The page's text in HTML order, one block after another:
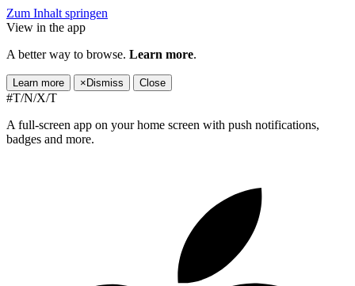
Zum Inhalt springen
View in the app
A better way to browse. Learn more.
Learn more × Dismiss Close
#T/N/X/T
A full-screen app on your home screen with push notifications,
badges and more.